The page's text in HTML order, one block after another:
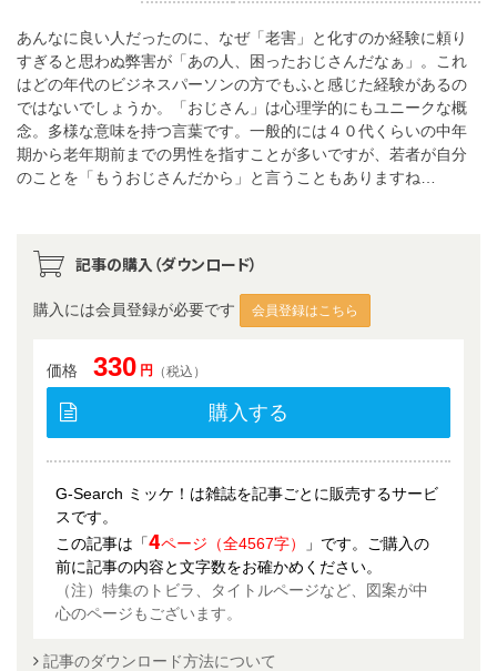
あんなに良い人だったのに、なぜ「老害」と化すのか経験に頼り
すぎると思わぬ弊害が「あの人、困ったおじさんだなぁ」。これ
はどの年代のビジネスパーソンの方でもふと感じた経験があるの
ではないでしょうか。「おじさん」は心理学的にもユニークな概
念。多様な意味を持つ言葉です。一般的には４０代くらいの中年
期から老年期前までの男性を指すことが多いですが、若者が自分
のことを「もうおじさんだから」と言うこともありますね…
記事の購入（ダウンロード）
購入には会員登録が必要です 会員登録はこちら
価格 330 円 （税込）
購入する
G-Search ミッケ！は雑誌を記事ごとに販売するサービ
スです。
この記事は「4ページ（全4567字）
」です。ご購入の
前に記事の内容と文字数をお確かめください。
（注）特集のトビラ、タイトルページなど、図案が中
心のページもございます。
記事のダウンロード方法について